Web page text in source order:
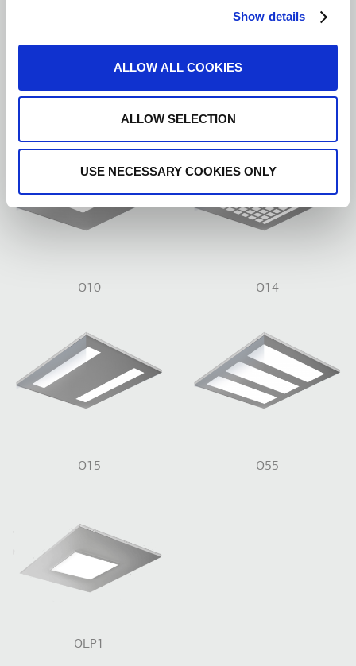
Show details
ALLOW ALL COOKIES
ALLOW SELECTION
USE NECESSARY COOKIES ONLY
O10 O14
O15 O55
OLP1